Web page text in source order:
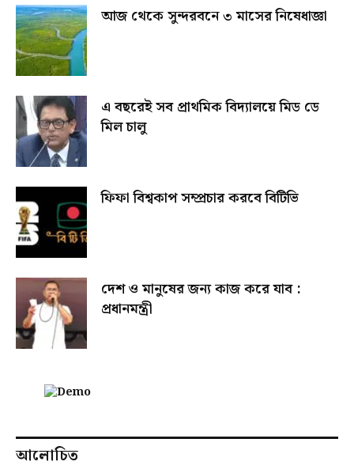
আজ থেকে সুন্দরবনে ৩ মাসের নিষেধাজ্ঞা
এ বছরেই সব প্রাথমিক বিদ্যালয়ে মিড ডে
মিল চালু
ফিফা বিশ্বকাপ সম্প্রচার করবে বিটিভি
দেশ ও মানুষের জন্য কাজ করে যাব :
প্রধানমন্ত্রী
আলোচিত